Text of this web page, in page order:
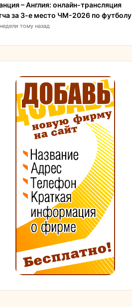
– Англия: онлайн-трансляция
за 3-е место ЧМ-2026 по футболу
тому назад